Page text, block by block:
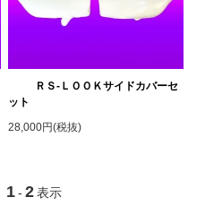
ＲＳ-ＬＯＯＫサイドカバーセ
ット
28,000円(税抜)
1 - 2 表示